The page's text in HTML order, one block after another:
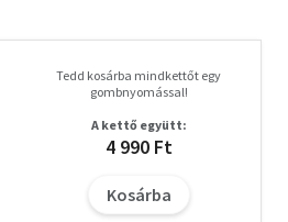
Tedd kosárba mindkettőt egy
gombnyomással!
A kettő együtt:
4 990 Ft
Kosárba